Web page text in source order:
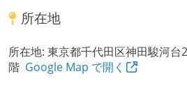
所在地
所在地: 東京都千代田区神田駿河台
階 Google Map で開く